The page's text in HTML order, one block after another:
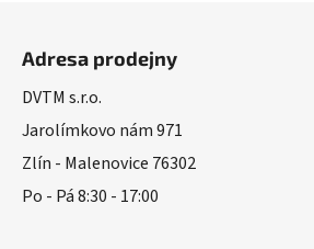
Adresa prodejny
DVTM s.r.o.
Jarolímkovo nám 971
Zlín - Malenovice 76302
Po - Pá 8:30 - 17:00